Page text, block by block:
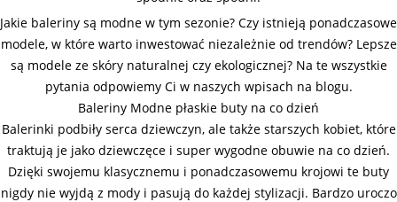
Jakie baleriny są modne w tym sezonie? Czy istnieją ponadczasowe
modele, w które warto inwestować niezależnie od trendów? Lepsze
są modele ze skóry naturalnej czy ekologicznej? Na te wszystkie
pytania odpowiemy Ci w naszych wpisach na blogu.
Baleriny Modne płaskie buty na co dzień
Balerinki podbiły serca dziewczyn, ale także starszych kobiet, które
traktują je jako dziewczęce i super wygodne obuwie na co dzień.
Dzięki swojemu klasycznemu i ponadczasowemu krojowi te buty
nigdy nie wyjdą z mody i pasują do każdej stylizacji. Bardzo uroczo